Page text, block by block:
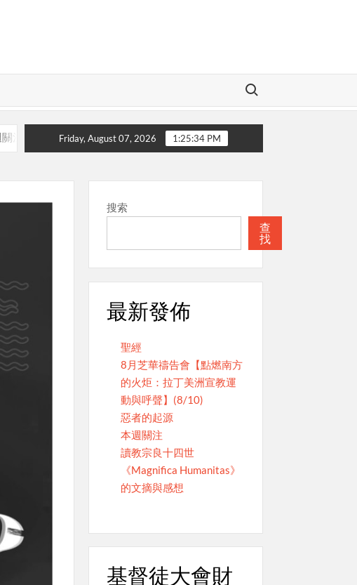
Search for:
慈愛的神 本週關注 聖經
Friday, August 07, 2026 1:25:35 PM
搜索
查
找
最新發佈
聖經
8月芝華禱告會【點燃南方
的火炬：拉丁美洲宣教運
動與呼聲】(8/10)
惡者的起源
本週關注
讀教宗良十四世
《Magnifica Humanitas》
的文摘與感想
基督徒大會財